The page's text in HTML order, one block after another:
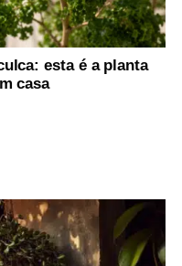
esta é a planta
casa